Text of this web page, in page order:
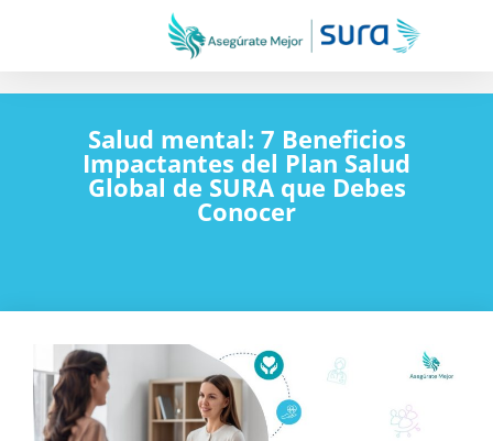
Salud mental: 7 Beneficios
Impactantes del Plan Salud
Global de SURA que Debes
Conocer